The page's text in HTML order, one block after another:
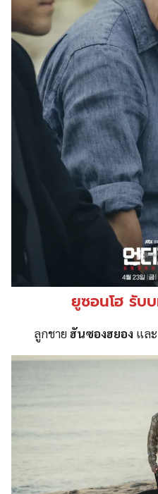
ยูซอนโฮ รับ
ลูกชายฮันซองฮยอง และ